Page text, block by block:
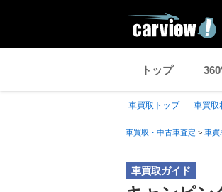
トップ
車買取トップ 車買取
車買取・中古車査定 > 車買
車買取ガイド